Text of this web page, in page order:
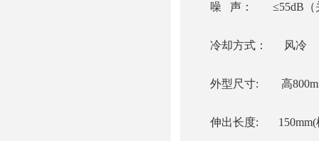
噪 声： ≤55dB（
冷却方式： 风冷
外型尺寸: 高
伸出长度: 150mm(